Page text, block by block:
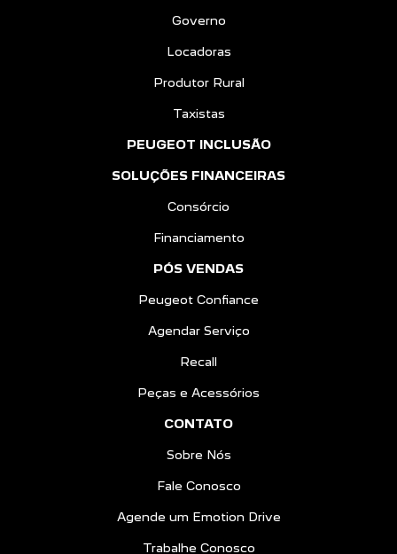
Governo
Locadoras
Produtor Rural
Taxistas
PEUGEOT INCLUSÃO
SOLUÇÕES FINANCEIRAS
Consórcio
Financiamento
PÓS VENDAS
Peugeot Confiance
Agendar Serviço
Recall
Peças e Acessórios
CONTATO
Sobre Nós
Fale Conosco
Agende um Emotion Drive
Trabalhe Conosco